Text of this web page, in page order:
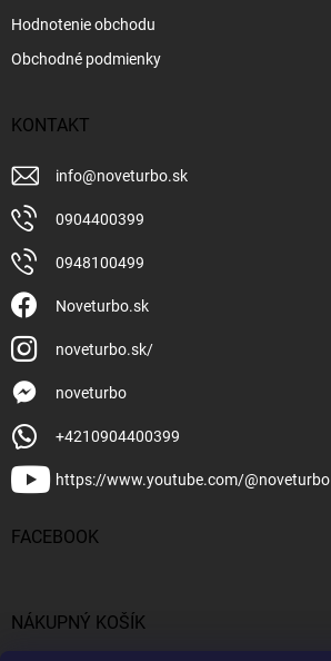
Hodnotenie obchodu
Obchodné podmienky
KONTAKT
info@noveturbo.sk
0904400399
0948100499
Noveturbo.sk
noveturbo.sk/
noveturbo
+4210904400399
https://www.youtube.com/@noveturbo
FACEBOOK
NÁKUPNÝ KOŠÍK